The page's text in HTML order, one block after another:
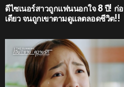
ดีไซเนอร์สาวถูกแฟนนอกใจ 8 ปี!
เดียว จนถูกเขาตามดูแลตลอดชีวิต!!